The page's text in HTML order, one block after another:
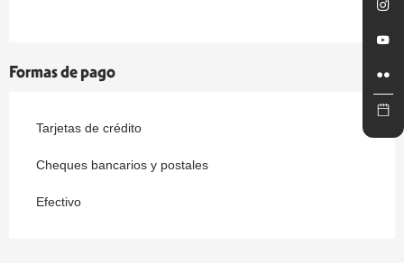
Formas de pago
Tarjetas de crédito
Cheques bancarios y postales
Efectivo